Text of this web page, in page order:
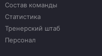
Состав команды
Статистика
Тренерский штаб
Персонал